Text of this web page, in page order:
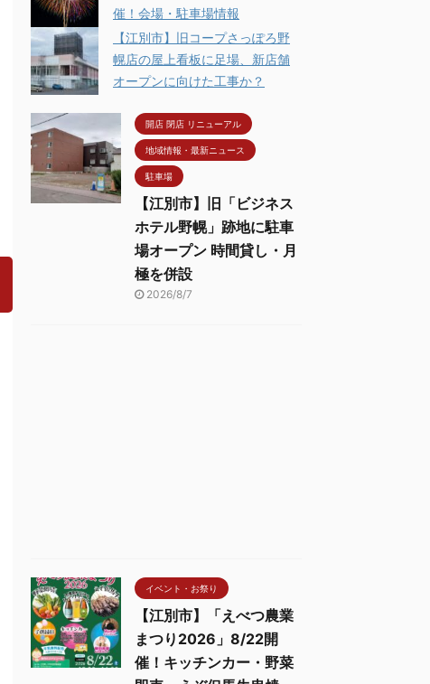
催！会場・駐車場情報
【江別市】旧コープさっぽろ野
幌店の屋上看板に足場、新店舗
オープンに向けた工事か？
開店 閉店 リニューアル
地域情報・最新ニュース
駐車場
【江別市】旧「ビジネス
ホテル野幌」跡地に駐車
場オープン 時間貸し・月
極を併設
2026/8/7
イベント・お祭り
【江別市】「えべつ農業
まつり2026」8/22開
催！キッチンカー・野菜